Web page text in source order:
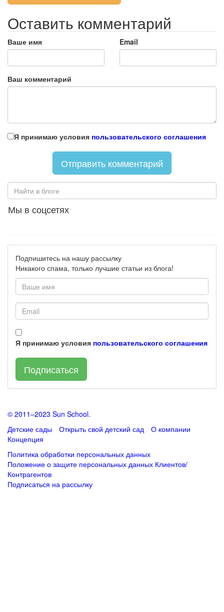
Оставить комментарий
Ваше имя Email
Ваш комментарий
Я принимаю условия пользовательского соглашения
Мы в соцсетях
Подпишитесь на нашу рассылку
Никакого спама, только лучшие статьи из блога!
Я принимаю условия пользовательского соглашения
Подписаться
© 2011–2023 Sun School.
Детские сады
Открыть свой детский сад
О компании
Концепция
Политика обработки персональных данных
Положение о защите персональных данных Клиентов/
Контрагентов
Подписаться на рассылку